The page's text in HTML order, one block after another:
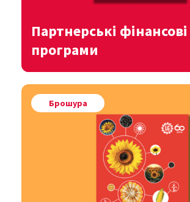
Партнерські фінансові
програми
Завантажити
Брошура